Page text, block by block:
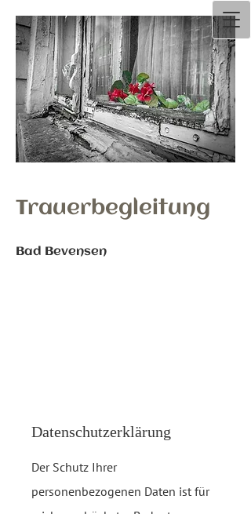
Trauerbegleitung
Bad Bevensen
Datenschutzerklärung
Der Schutz Ihrer
personenbezogenen Daten ist für